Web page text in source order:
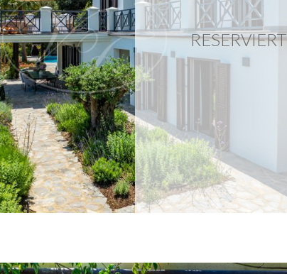
RESERVIERT